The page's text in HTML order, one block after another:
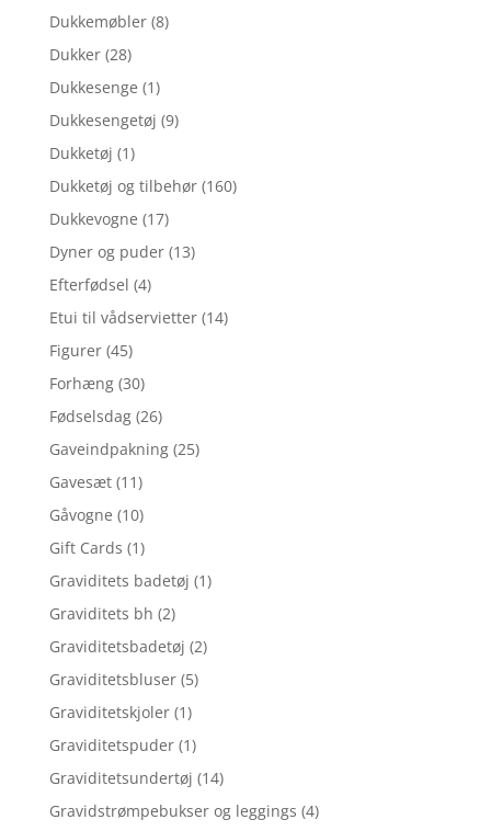
Dukkemøbler (8)
Dukker (28)
Dukkesenge (1)
Dukkesengetøj (9)
Dukketøj (1)
Dukketøj og tilbehør (160)
Dukkevogne (17)
Dyner og puder (13)
Efterfødsel (4)
Etui til vådservietter (14)
Figurer (45)
Forhæng (30)
Fødselsdag (26)
Gaveindpakning (25)
Gavesæt (11)
Gåvogne (10)
Gift Cards (1)
Graviditets badetøj (1)
Graviditets bh (2)
Graviditetsbadetøj (2)
Graviditetsbluser (5)
Graviditetskjoler (1)
Graviditetspuder (1)
Graviditetsundertøj (14)
Gravidstrømpebukser og leggings (4)